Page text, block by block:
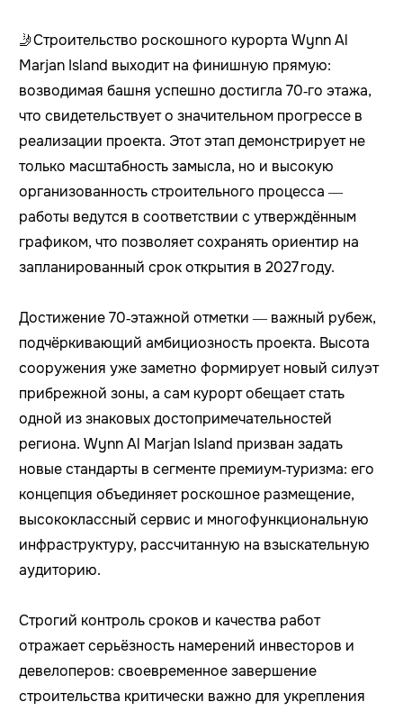
🤳Строительство роскошного курорта Wynn Al
Marjan Island выходит на финишную прямую:
возводимая башня успешно достигла 70‑го этажа,
что свидетельствует о значительном прогрессе в
реализации проекта. Этот этап демонстрирует не
только масштабность замысла, но и высокую
организованность строительного процесса —
работы ведутся в соответствии с утверждённым
графиком, что позволяет сохранять ориентир на
запланированный срок открытия в 2027 году.
Достижение 70‑этажной отметки — важный рубеж,
подчёркивающий амбициозность проекта. Высота
сооружения уже заметно формирует новый силуэт
прибрежной зоны, а сам курорт обещает стать
одной из знаковых достопримечательностей
региона. Wynn Al Marjan Island призван задать
новые стандарты в сегменте премиум‑туризма: его
концепция объединяет роскошное размещение,
высококлассный сервис и многофункциональную
инфраструктуру, рассчитанную на взыскательную
аудиторию.
Строгий контроль сроков и качества работ
отражает серьёзность намерений инвесторов и
девелоперов: своевременное завершение
строительства критически важно для укрепления